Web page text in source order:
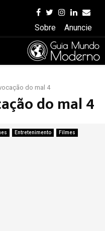
Facebook
Twitter
Instagram
Linkedin
Email
Sobre
Anuncie
do mal 4
do mal 4
Entretenimento Filmes